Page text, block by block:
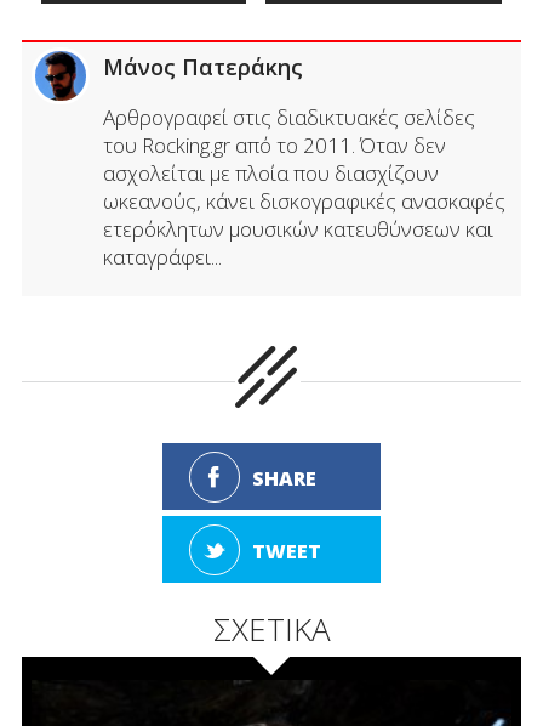
Μάνος Πατεράκης
Αρθρογραφεί στις διαδικτυακές σελίδες
του Rocking.gr από το 2011. Όταν δεν
ασχολείται με πλοία που διασχίζουν
ωκεανούς, κάνει δισκογραφικές ανασκαφές
ετερόκλητων μουσικών κατευθύνσεων και
καταγράφει...
SHARE
TWEET
ΣΧΕΤΙΚΑ